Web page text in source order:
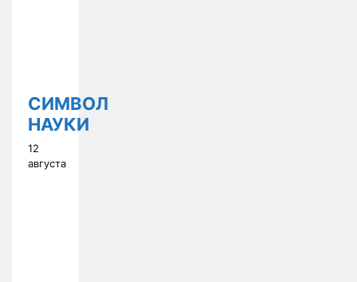
СИМВОЛ
НАУКИ
12
августа